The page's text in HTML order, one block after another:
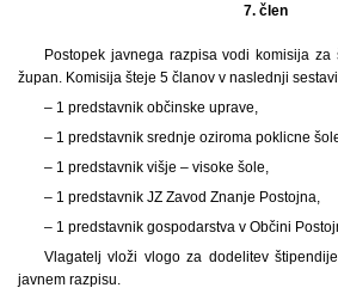
7. člen
Postopek javnega razpisa vodi komisija
župan. Komisija šteje 5 članov v naslednji
– 1 predstavnik občinske uprave,
– 1 predstavnik srednje oziroma poklicne
– 1 predstavnik višje – visoke šole,
– 1 predstavnik JZ Zavod Znanje Postojna,
– 1 predstavnik gospodarstva v Občini
Vlagatelj vloži vlogo za dodelitev
javnem razpisu.